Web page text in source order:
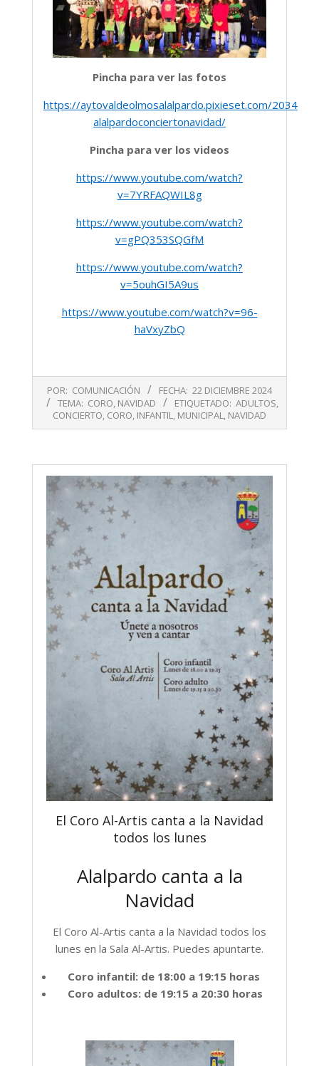
Pincha para ver las fotos
https://aytovaldeolmosalalpardo.pixieset.com/
alalpardoconciertonavidad/
Pincha para ver los videos
https://www.youtube.com/watch?
v=7YRFAQWIL8g
https://www.youtube.com/watch?
v=gPQ353SQGfM
https://www.youtube.com/watch?
v=5ouhGI5A9us
https://www.youtube.com/watch?v=96-
haVxyZbQ
12-
POR: COMUNICACIÓN FECHA: 22 DICIEMBRE 2024
TEMA: CORO, NAVIDAD ETIQUETADO: ADULTOS,
CONCIERTO, CORO, INFANTIL, MUNICIPAL, NAVIDAD
El Coro Al-Artis canta a la Navidad
todos los lunes
Alalpardo canta a la
Navidad
El Coro Al-Artis canta a la Navidad todos los
lunes en la Sala Al-Artis. Puedes apuntarte.
Coro infantil: de 18:00 a 19:15 horas
Coro adultos: de 19:15 a 20:30 horas